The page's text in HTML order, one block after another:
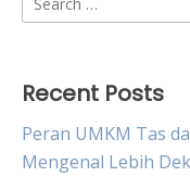
for:
Recent Posts
Peran UMKM Tas
Mengenal Lebih